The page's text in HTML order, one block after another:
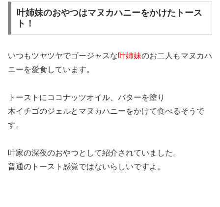
叶姉妹のおやつはマヌカハニーをかけたトース
ト！
いつもツヤツヤでゴージャスな叶姉妹のお二人もマヌカハ
ニーを愛食しています。
トーストにココナッツオイル、バターを塗り
木イチゴのジェルとマヌカハニーをかけて食べるそうで
す。
叶家の深夜のおやつとして紹介されていました。
普通のトースト感覚ではないらしいですよ。